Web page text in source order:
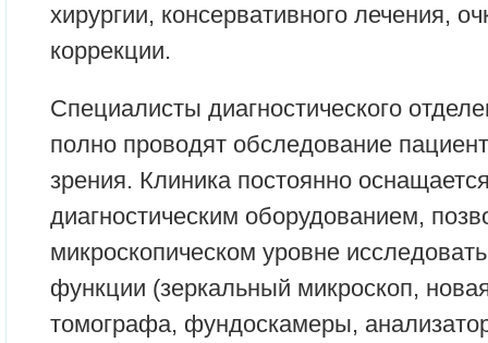
хирургии, консервативного лечения,
коррекции.
Специалисты диагностического
полно проводят обследование
зрения. Клиника постоянно
диагностическим оборудованием,
микроскопическом уровне исследовать
функции (зеркальный микроскоп,
томографа, фундоскамеры,